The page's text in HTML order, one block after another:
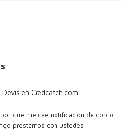
Devis en Credcatch.com
que me cae notificación de cobro
prestamos con ustedes